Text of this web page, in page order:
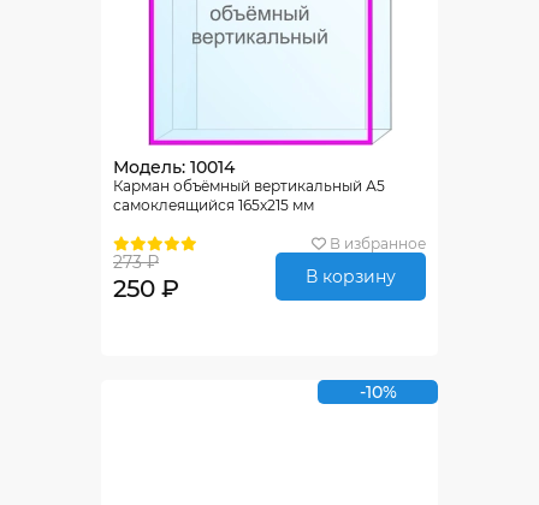
Модель: 10014
Карман объёмный вертикальный А5
самоклеящийся 165х215 мм
В избранное
273 ₽
250 ₽ В корзину
-10%